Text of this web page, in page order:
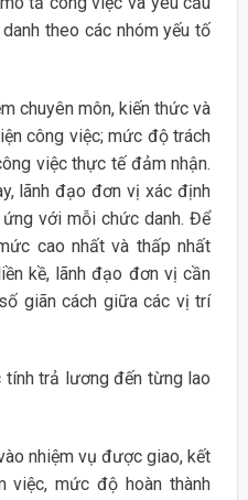
theo các nhóm yếu tố
chuyên môn, kiến thức và
công việc; mức độ trách
việc thực tế đảm nhận.
lãnh đạo đơn vị xác định
với mỗi chức danh. Để
cao nhất và thấp nhất
kề, lãnh đạo đơn vị cần
giãn cách giữa các vị trí
tính trả lương đến từng lao
nhiệm vụ được giao, kết
việc, mức độ hoàn thành